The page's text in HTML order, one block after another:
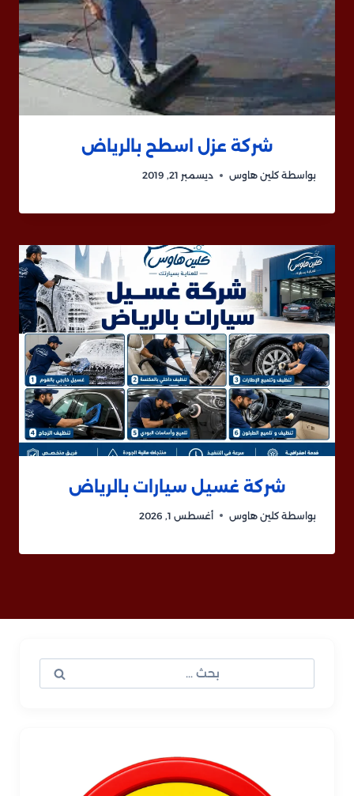
شركة عزل اسطح بالرياض
بواسطة كلين هاوس ديسمبر 21, 2019
شركة غسيل سيارات بالرياض
بواسطة كلين هاوس أغسطس 1, 2026
عن: